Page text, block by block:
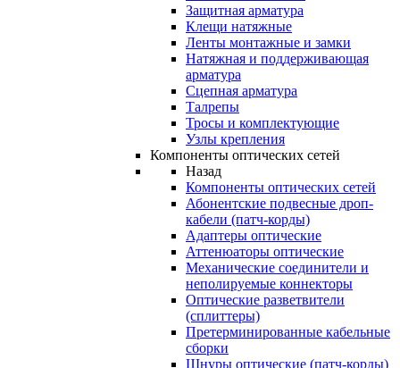
Защитная арматура
Клещи натяжные
Ленты монтажные и замки
Натяжная и поддерживающая
арматура
Сцепная арматура
Талрепы
Тросы и комплектующие
Узлы крепления
Компоненты оптических сетей
Назад
Компоненты оптических сетей
Абонентские подвесные дроп-
кабели (патч-корды)
Адаптеры оптические
Аттенюаторы оптические
Механические соединители и
неполируемые коннекторы
Оптические разветвители
(сплиттеры)
Претерминированные кабельные
сборки
Шнуры оптические (патч-корды)